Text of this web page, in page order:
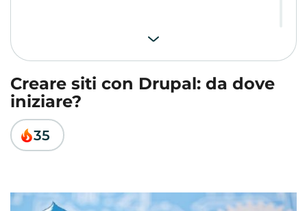
Creare siti con Drupal: da dove
iniziare?
35